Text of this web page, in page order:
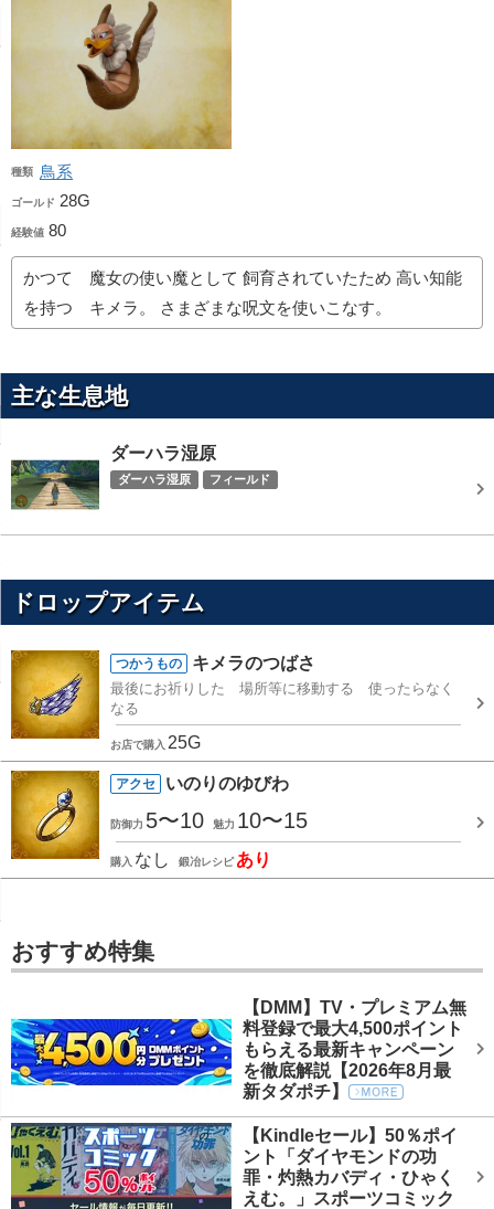
種類 鳥系
ゴールド 28G
経験値 80
かつて 魔女の使い魔として 飼育されていたため 高い知能
を持つ キメラ。 さまざまな呪文を使いこなす。
主な生息地
ダーハラ湿原
ダーハラ湿原 フィールド
ドロップアイテム
つかうもの キメラのつばさ
最後にお祈りした 場所等に移動する 使ったらなく
なる
お店で購入 25G
アクセ いのりのゆびわ
防御力 5〜10 魅力 10〜15
購入 なし 鍛冶レシピ あり
おすすめ特集
【DMM】TV・プレミアム無
料登録で最大4,500ポイント
もらえる最新キャンペーン
を徹底解説【2026年8月最
新タダポチ】
【Kindleセール】50％ポイ
ント「ダイヤモンドの功
罪・灼熱カバディ・ひゃく
えむ。」スポーツコミック